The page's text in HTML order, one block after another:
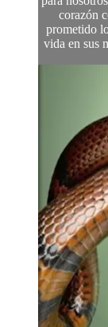
corazón
prometido
vida en sus